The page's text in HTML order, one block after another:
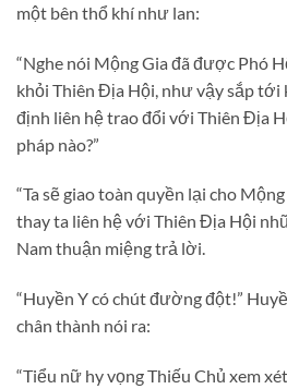
một bên thổ khí như lan:
“Nghe nói Mộng Gia đã được Phó
khỏi Thiên Địa Hội, như vậy sắp
định liên hệ trao đổi với Thiên Địa
pháp nào?”
“Ta sẽ giao toàn quyền lại cho
thay ta liên hệ với Thiên Địa Hội
Nam thuận miệng trả lời.
“Huyền Y có chút đường đột!”
chân thành nói ra:
“Tiểu nữ hy vọng Thiếu Chủ xem